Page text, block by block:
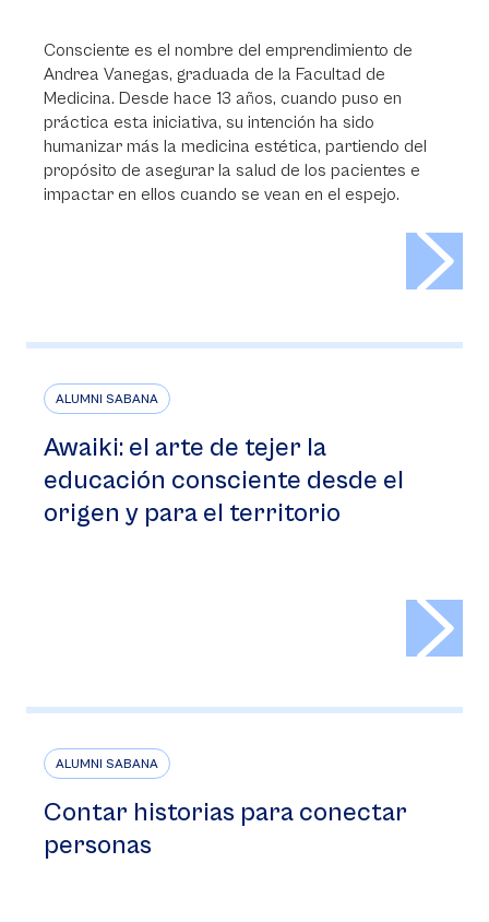
Consciente es el nombre del emprendimiento de
Andrea Vanegas, graduada de la Facultad de
Medicina. Desde hace 13 años, cuando puso en
práctica esta iniciativa, su intención ha sido
humanizar más la medicina estética, partiendo del
propósito de asegurar la salud de los pacientes e
impactar en ellos cuando se vean en el espejo.
ALUMNI SABANA
Awaiki: el arte de tejer la
educación consciente desde el
origen y para el territorio
ALUMNI SABANA
Contar historias para conectar
personas